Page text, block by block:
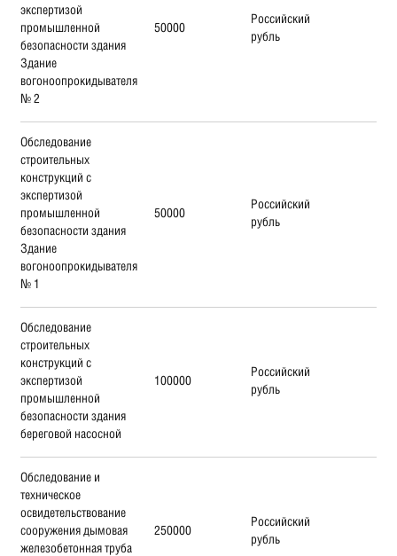
экспертизой
промышленной
безопасности здания
Здание
вогоноопрокидывателя
№ 2
50000
Российский
рубль
Обследование
строительных
конструкций с
экспертизой
промышленной
безопасности здания
Здание
вогоноопрокидывателя
№ 1
50000
Российский
рубль
Обследование
строительных
конструкций с
экспертизой
промышленной
безопасности здания
береговой насосной
100000
Российский
рубль
Обследование и
техническое
освидетельствование
сооружения дымовая
железобетонная труба
250000
Российский
рубль